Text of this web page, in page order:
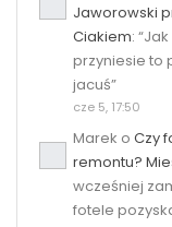
Jaworowski
Ciakiem: “
przyniesie to
jacuś”
cze 5, 17:50
Marek o Czy
remontu?
wcześniej
fotele